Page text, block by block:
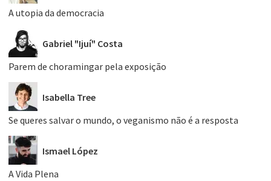
A utopia da democracia
Gabriel "Ijuí" Costa
Parem de choramingar pela exposição
Isabella Tree
Se queres salvar o mundo, o veganismo não é a resposta
Ismael López
A Vida Plena